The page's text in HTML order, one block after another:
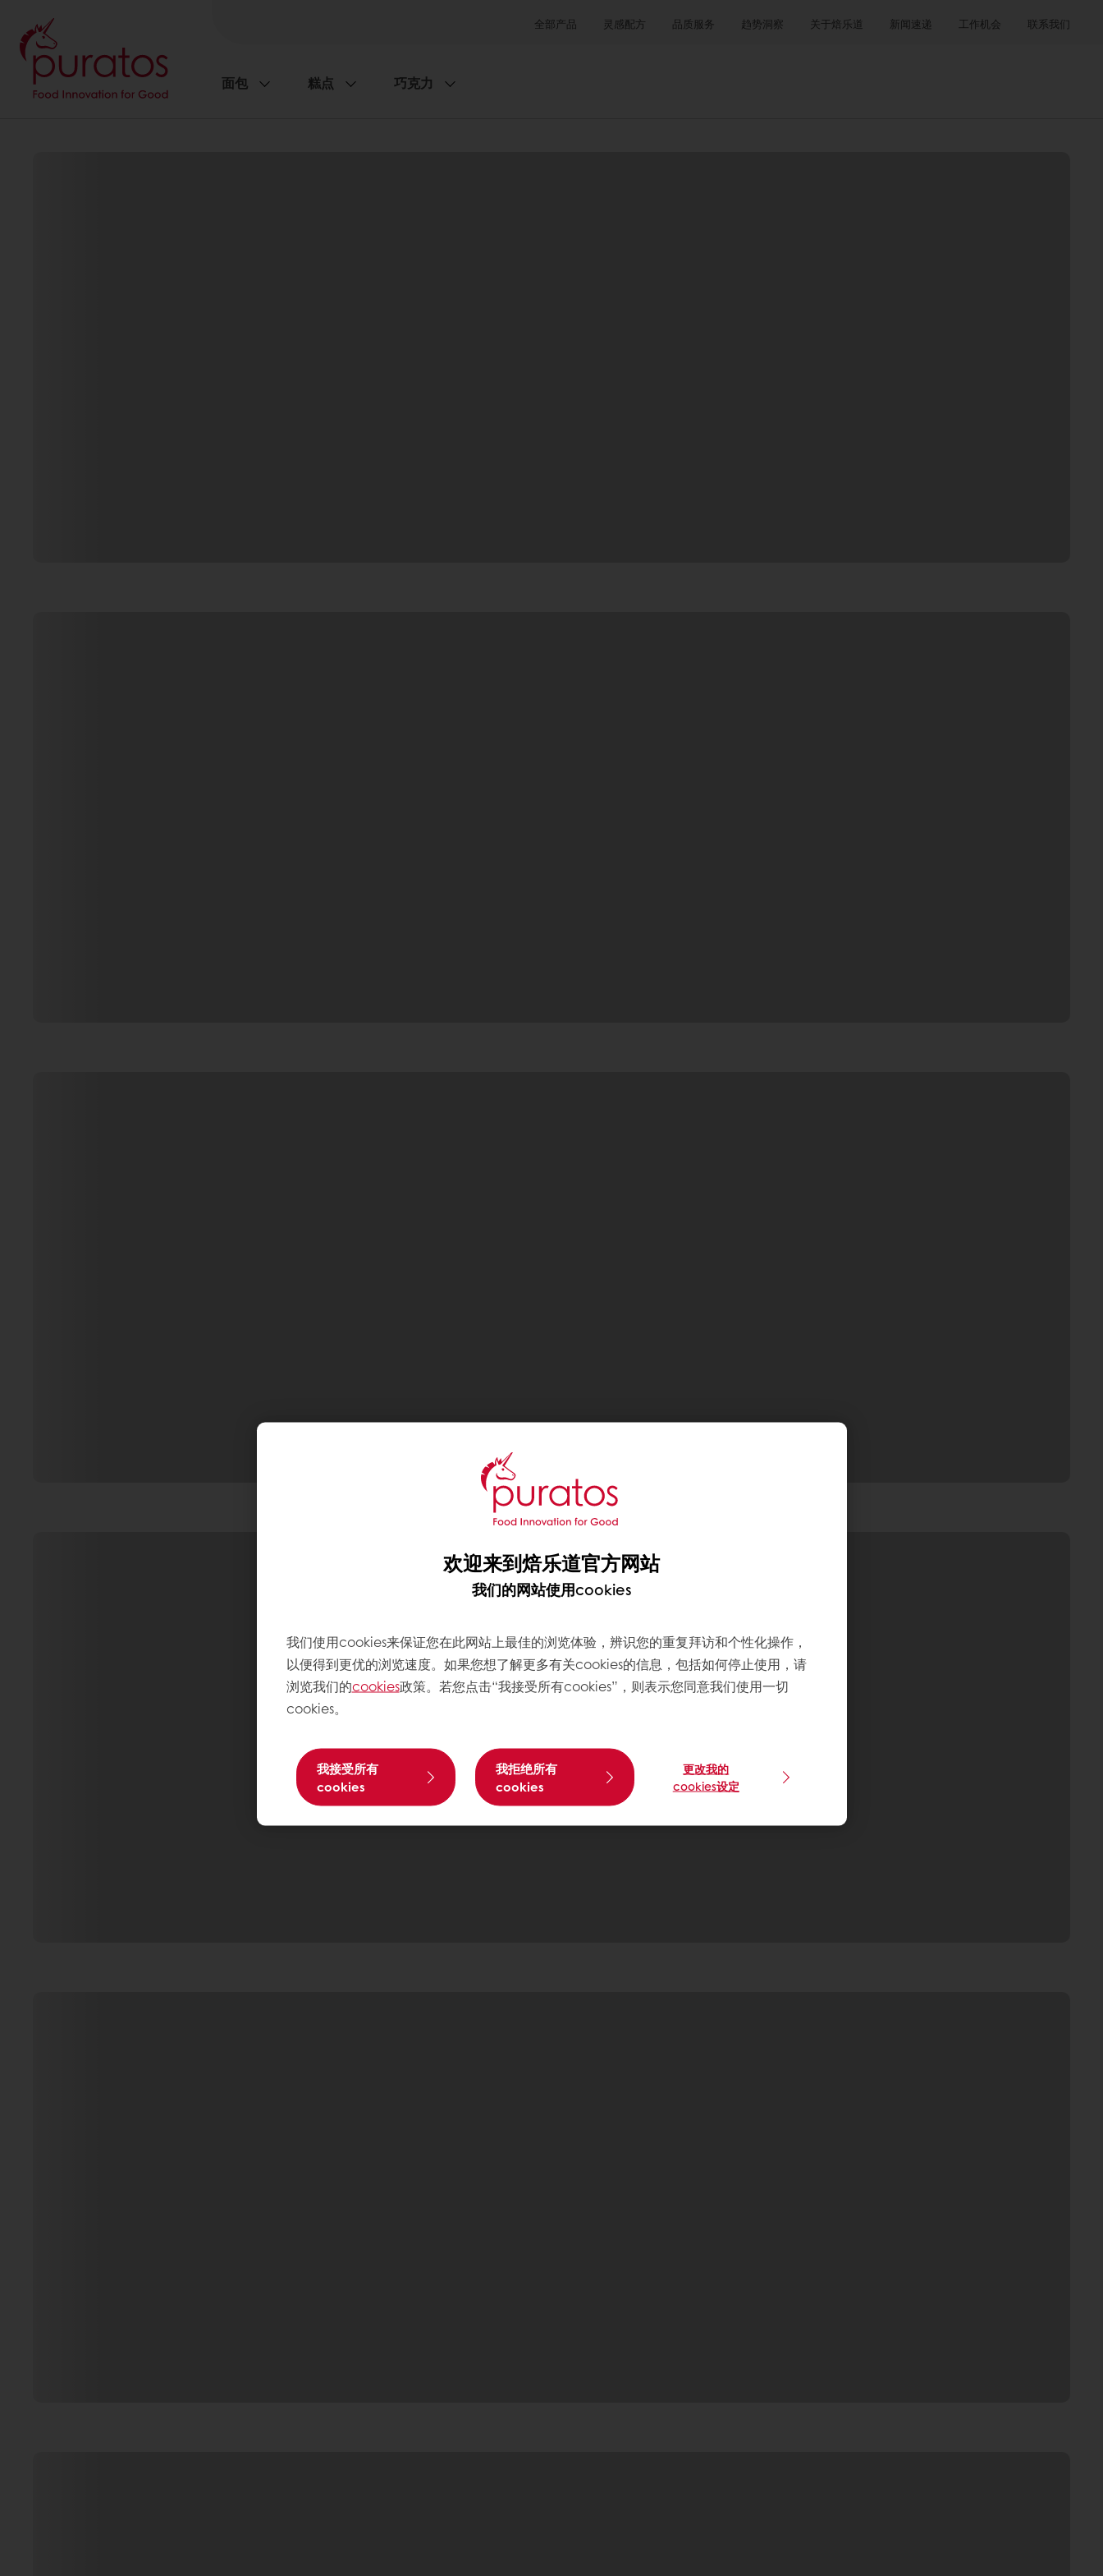
全部产品 灵感配方 品质服务 趋势洞察 关于焙乐道 新闻速递 工作机会 联系我们
面包 糕点 巧克力
欢迎来到焙乐道官方网站
我们的网站使用cookies
我们使用cookies来保证您在此网站上最佳的浏览体验，辨识您的重复拜访和个性化操作，
以便得到更优的浏览速度。如果您想了解更多有关cookies的信息，包括如何停止使用，请
浏览我们的cookies政策。若您点击“我接受所有cookies”，则表示您同意我们使用一切
cookies。
我接受所有
cookies
我拒绝所有
cookies
更改我的
cookies设定